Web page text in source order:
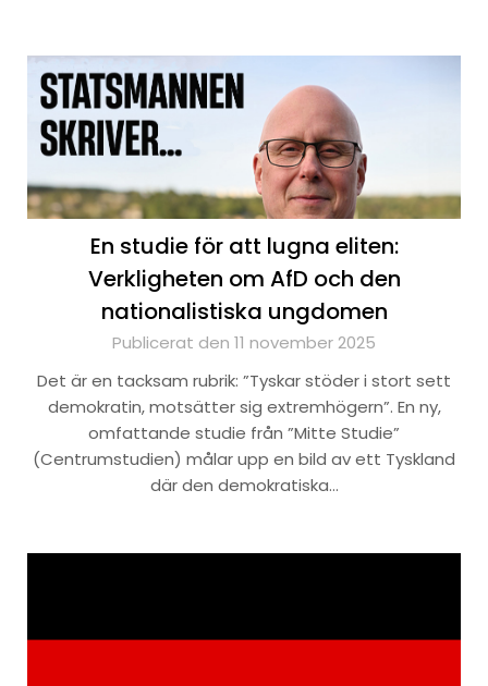
En studie för att lugna eliten:
Verkligheten om AfD och den
nationalistiska ungdomen
Publicerat den 11 november 2025
Det är en tacksam rubrik: ”Tyskar stöder i stort sett
demokratin, motsätter sig extremhögern”. En ny,
omfattande studie från ”Mitte Studie”
(Centrumstudien) målar upp en bild av ett Tyskland
där den demokratiska…